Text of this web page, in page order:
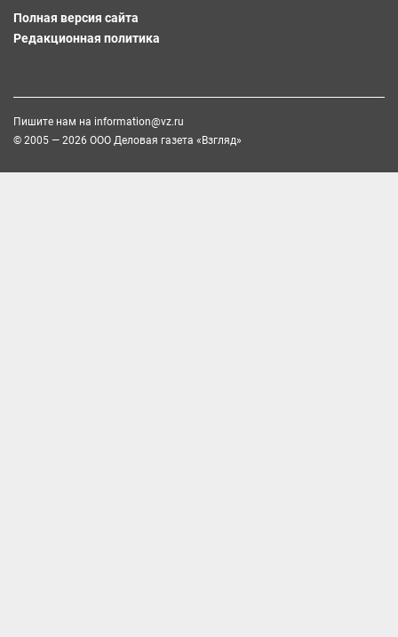
Полная версия сайта
Редакционная политика
Пишите нам на information@vz.ru
© 2005 — 2026 ООО Деловая газета «Взгляд»